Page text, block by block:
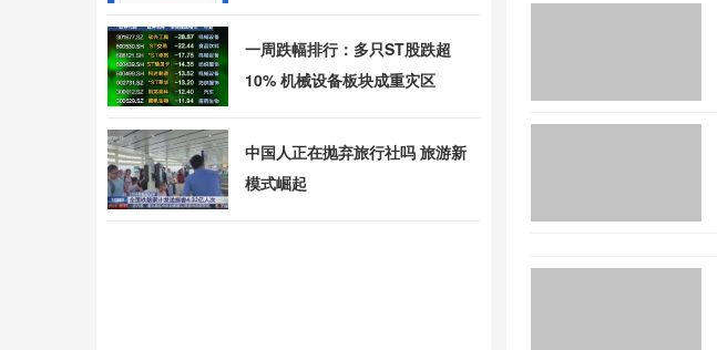
一周跌幅排行：多只ST股跌超
10% 机械设备板块成重灾区
中国人正在抛弃旅行社吗 旅游新
模式崛起